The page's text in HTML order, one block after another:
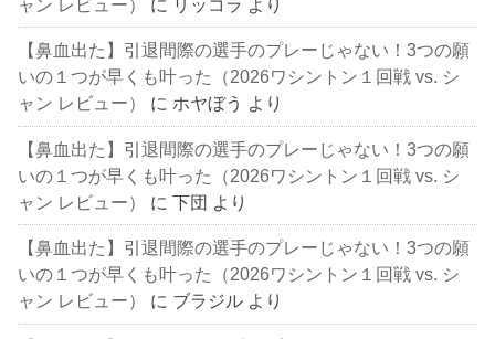
ャン レビュー）
に リッコラ より
【鼻血出た】引退間際の選手のプレーじゃない！3つの願
いの１つが早くも叶った（2026ワシントン１回戦 vs. シ
ャン レビュー）
に ホヤぼう より
【鼻血出た】引退間際の選手のプレーじゃない！3つの願
いの１つが早くも叶った（2026ワシントン１回戦 vs. シ
ャン レビュー）
に下団 より
【鼻血出た】引退間際の選手のプレーじゃない！3つの願
いの１つが早くも叶った（2026ワシントン１回戦 vs. シ
ャン レビュー）
に ブラジル より